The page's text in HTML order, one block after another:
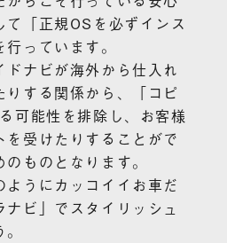
「正規OSを必ずインス
っています。
ドナビが海外から仕入れ
りする関係から、「コピ
可能性を排除し、お客様
を受けたりすることがで
ものとなります。
ようにカッコイイお車だ
ビ」でスタイリッシュ